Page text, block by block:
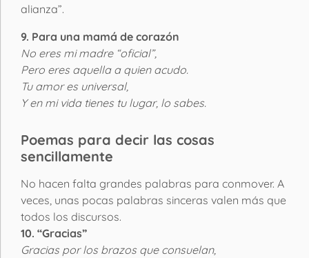
alianza”.
9. Para una mamá de corazón
No eres mi madre “oficial”,
Pero eres aquella a quien acudo.
Tu amor es universal,
Y en mi vida tienes tu lugar, lo sabes.
Poemas para decir las cosas
sencillamente
No hacen falta grandes palabras para conmover. A
veces, unas pocas palabras sinceras valen más que
todos los discursos.
10. “Gracias”
Gracias por los brazos que consuelan,